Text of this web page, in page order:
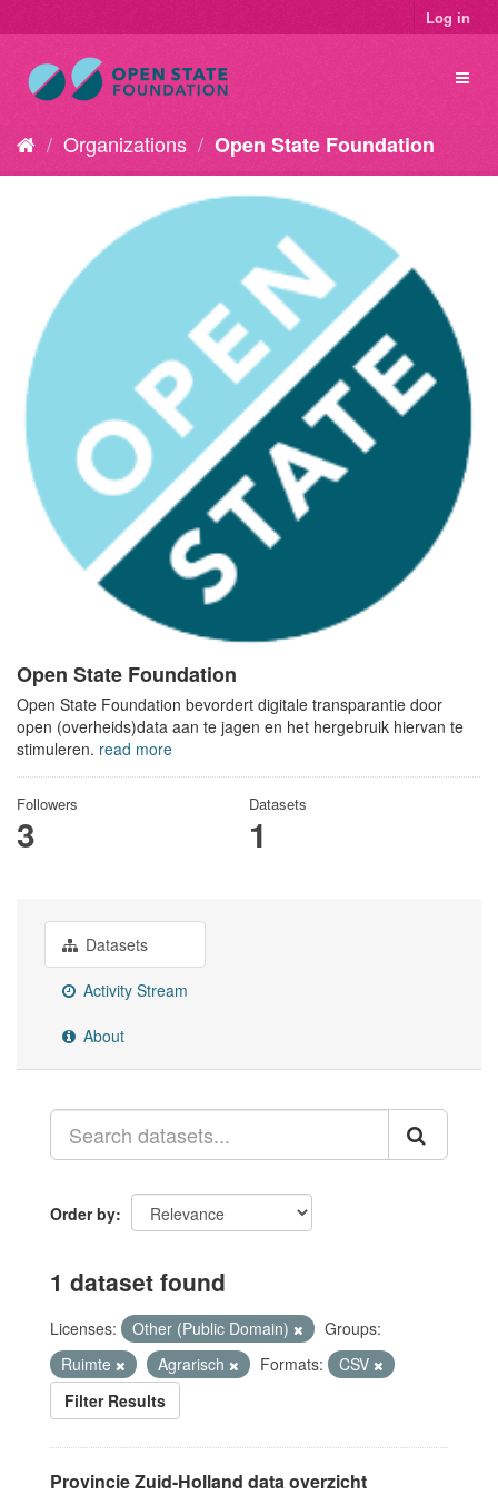
Log in
Organizations Open State Foundation
Open State Foundation
Open State Foundation bevordert digitale transparantie door
open (overheids)data aan te jagen en het hergebruik hiervan te
stimuleren. read more
Followers
3
Datasets
1
Datasets
Activity Stream
About
Order by
1 dataset found
Licenses: Other (Public Domain)
Groups:
Ruimte
Agrarisch Formats:
CSV
Filter Results
Provincie Zuid-Holland data overzicht